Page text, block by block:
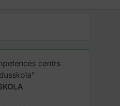
centrs